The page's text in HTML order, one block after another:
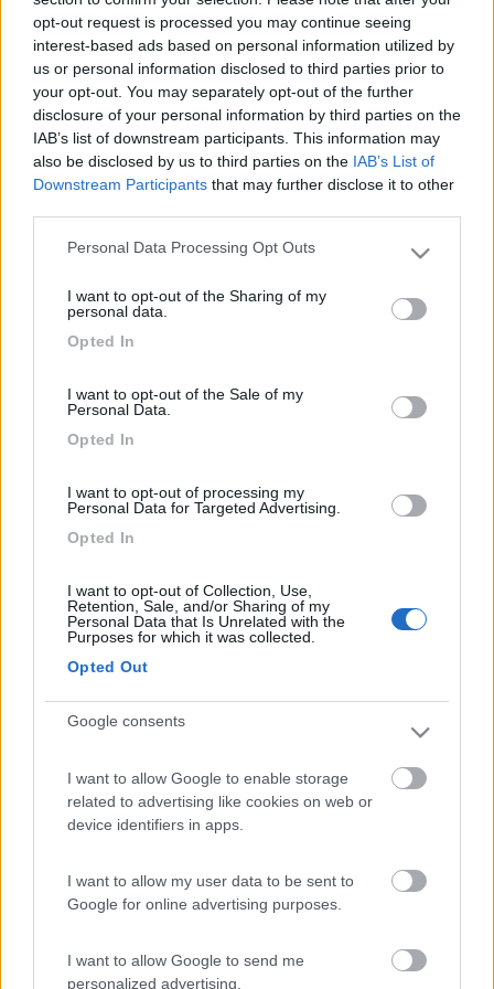
opt-out request is processed you may continue seeing
interest-based ads based on personal information utilized by
us or personal information disclosed to third parties prior to
your opt-out. You may separately opt-out of the further
disclosure of your personal information by third parties on the
IAB’s list of downstream participants. This information may
also be disclosed by us to third parties on the IAB’s List of
Downstream Participants that may further disclose it to other
Please note that this website/app uses one or more Google
not limited to your visit or usage behaviour. You may click to
use your data for below specified purposes in below Google
Personal Data Processing Opt Outs
I want to opt-out of the Sharing of my
personal data.
Opted In
I want to opt-out of the Sale of my
Personal Data.
Opted In
I want to opt-out of processing my
Personal Data for Targeted Advertising.
Opted In
I want to opt-out of Collection, Use,
Retention, Sale, and/or Sharing of my
Personal Data that Is Unrelated with the
Purposes for which it was collected.
Opted Out
Google consents
I want to allow Google to enable storage
related to advertising like cookies on web or
device identifiers in apps.
I want to allow my user data to be sent to
Google for online advertising purposes.
I want to allow Google to send me
personalized advertising.
domiziano
1840
Inserito il01/01/2020 alle:09:48:42
Io ho l'eberspace e i fusibili sono a 10 cm dalla batteria, ma il
box bianco hai controllato se sono buoni i fusibili?
Scusate se ogni tanto parlo da solo, è che sento il bisogno di parlare con una
persona intelligente
In risposta al messaggio di del31/12/2019 14:54:45
Ciao tutti , ho appena sostituito Batteria Servizi ( ho generato qualche
webasto. Qualcuno ha idea dove siano i fusibili webasto ? potrebbe
Spera che siano partiti i fusibili altrimenti è partito il Webasto e
sinceramente non mi ricordo se è protetto da inversioni di
polarità perché il Webasto ha un collegamento elettrico fisso e
Invertire il + con il - è un errore che non va fatto.
Marco
http://www.m48.it
marco39
24
11:13:24
In risposta al messaggio di Emme48del01/01/2020 10:53:40
Si è quel box bianco con 3 fusibili Spera che siano partiti i fusibili
da inversioni di polarità perché il Webasto ha un collegamento elettrico